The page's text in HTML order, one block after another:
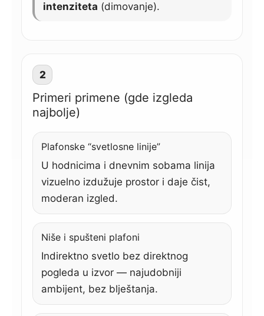
intenziteta (dimovanje).
2
Primeri primene (gde izgleda
najbolje)
Plafonske “svetlosne linije”
U hodnicima i dnevnim sobama linija
vizuelno izdužuje prostor i daje čist,
moderan izgled.
Niše i spušteni plafoni
Indirektno svetlo bez direktnog
pogleda u izvor — najudobniji
ambijent, bez blještanja.